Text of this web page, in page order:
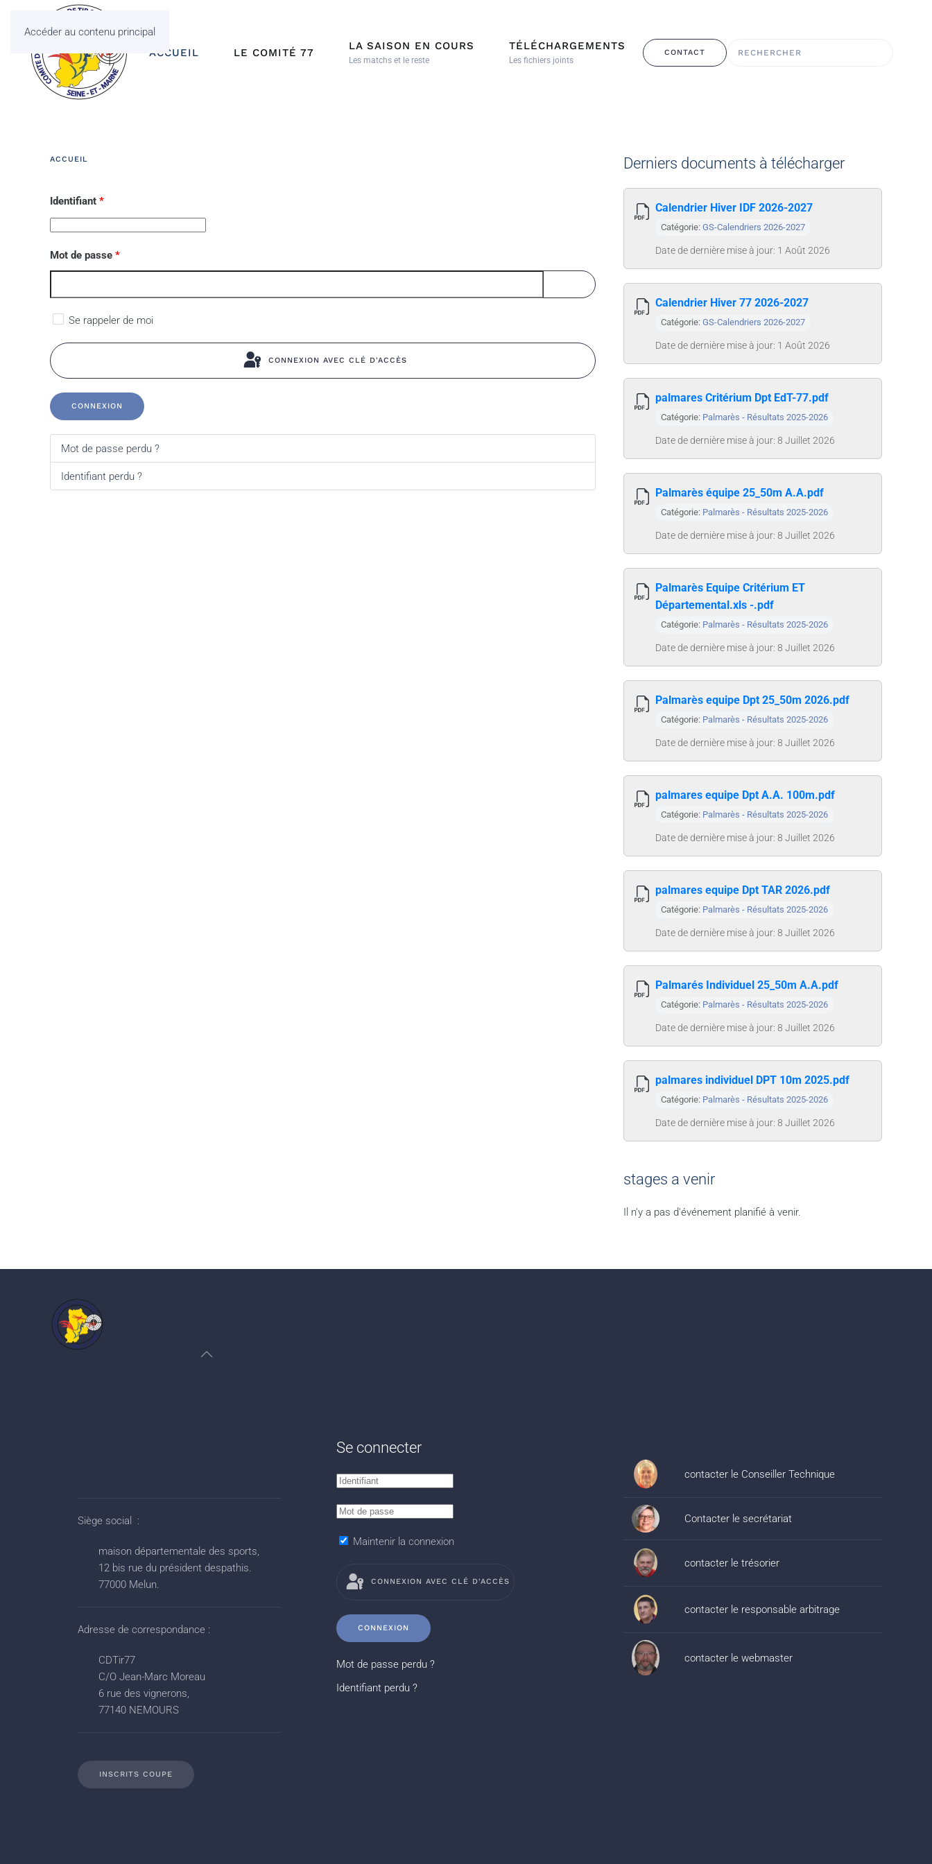
Accéder au contenu principal
ACCUEIL
LE COMITÉ 77
LA SAISON EN COURS
Les matchs et le reste
TÉLÉCHARGEMENTS
Les fichiers joints
CONTACT
ACCUEIL
Identifiant *
Mot de passe *
AFFICHER LE MOT DE PASSE
Se rappeler de moi
CONNEXION AVEC CLÉ D'ACCÈS
CONNEXION
Mot de passe perdu ?
Identifiant perdu ?
Derniers documents à télécharger
Calendrier Hiver IDF 2026-2027
Catégorie: GS-Calendriers 2026-2027
Date de dernière mise à jour: 1 Août 2026
Calendrier Hiver 77 2026-2027
Catégorie: GS-Calendriers 2026-2027
Date de dernière mise à jour: 1 Août 2026
palmares Critérium Dpt EdT-77.pdf
Catégorie: Palmarès - Résultats 2025-2026
Date de dernière mise à jour: 8 Juillet 2026
Palmarès équipe 25_50m A.A.pdf
Catégorie: Palmarès - Résultats 2025-2026
Date de dernière mise à jour: 8 Juillet 2026
Palmarès Equipe Critérium ET
Départemental.xls -.pdf
Catégorie: Palmarès - Résultats 2025-2026
Date de dernière mise à jour: 8 Juillet 2026
Palmarès equipe Dpt 25_50m 2026.pdf
Catégorie: Palmarès - Résultats 2025-2026
Date de dernière mise à jour: 8 Juillet 2026
palmares equipe Dpt A.A. 100m.pdf
Catégorie: Palmarès - Résultats 2025-2026
Date de dernière mise à jour: 8 Juillet 2026
palmares equipe Dpt TAR 2026.pdf
Catégorie: Palmarès - Résultats 2025-2026
Date de dernière mise à jour: 8 Juillet 2026
Palmarés Individuel 25_50m A.A.pdf
Catégorie: Palmarès - Résultats 2025-2026
Date de dernière mise à jour: 8 Juillet 2026
palmares individuel DPT 10m 2025.pdf
Catégorie: Palmarès - Résultats 2025-2026
Date de dernière mise à jour: 8 Juillet 2026
stages a venir
Il n'y a pas d'événement planifié à venir.
Siège social :
maison départementale des sports,
12 bis rue du président despathis.
77000 Melun.
Adresse de correspondance :
CDTir77
C/O Jean-Marc Moreau
6 rue des vignerons,
77140 NEMOURS
INSCRITS COUPE
Se connecter
Maintenir la connexion
CONNEXION AVEC CLÉ D'ACCÈS
CONNEXION
Mot de passe perdu ?
Identifiant perdu ?
contacter le Conseiller Technique
Contacter le secrétariat
contacter le trésorier
contacter le responsable arbitrage
contacter le webmaster